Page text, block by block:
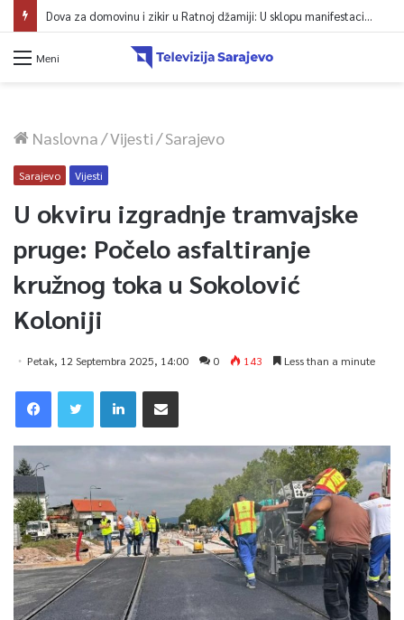
Dova za domovinu i zikir u Ratnoj džamiji: U sklopu manifestacije „Odbrana BiH – Igman 2026“ odana počast herojima
Meni
Naslovna/Vijesti/Sarajevo
Sarajevo Vijesti
U okviru izgradnje tramvajske
pruge: Počelo asfaltiranje
kružnog toka u Sokolović
Koloniji
Petak, 12 Septembra 2025, 14:00 0 143 Less than a minute